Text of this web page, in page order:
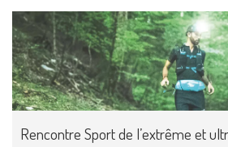
Rencontre Sport de l’extrême et